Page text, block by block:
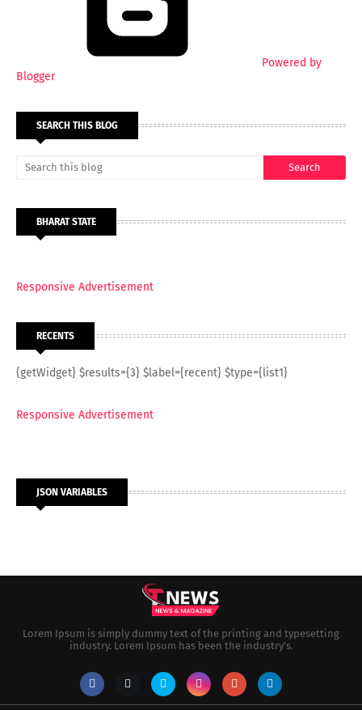
Powered by
Blogger
SEARCH THIS BLOG
BHARAT STATE
Responsive Advertisement
RECENTS
{getWidget} $results={3} $label={recent} $type={list1}
Responsive Advertisement
JSON VARIABLES
Lorem Ipsum is simply dummy text of the printing and typesetting
industry. Lorem Ipsum has been the industry's.